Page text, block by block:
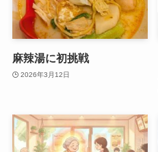
麻辣湯に初挑戦
2026年3月12日